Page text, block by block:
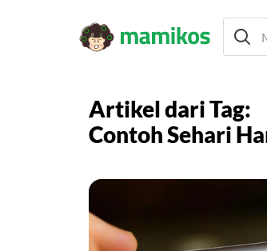
Artikel dari Tag:
Contoh Sehari